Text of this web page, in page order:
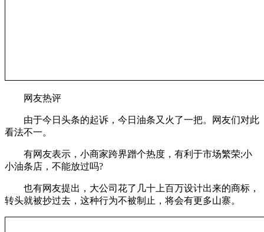
网友热评
由于今日头条的起诉，今日油条又火了一把。网友们对此
看法不一。
有网友表示，小商家跨界蹭个热度，有利于市场繁荣;小
小油条店，不能放过吗?
也有网友提出，大公司花了几十上百万设计出来的商标，
转头就被抄过去，这种行为不被制止，将会有更多山寨。